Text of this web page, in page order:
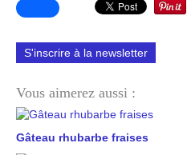
S'inscrire à la newsletter
Vous aimerez aussi :
Gâteau rhubarbe fraises